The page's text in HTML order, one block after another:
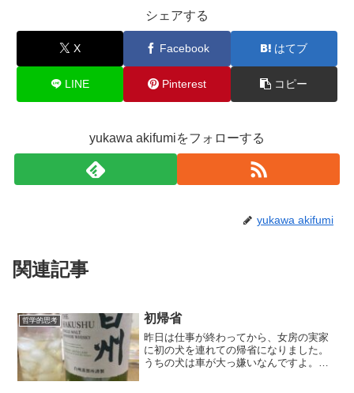
シェアする
X Facebook はてブ
LINE Pinterest コピー
yukawa akifumiをフォローする
yukawa akifumi
関連記事
哲学的思考 初帰省
昨日は仕事が終わってから、女房の実家
に初の犬を連れての帰省になりました。
うちの犬は車が大っ嫌いなんですよ。と